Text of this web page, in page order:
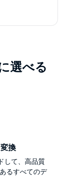
選べる
換
して、高品質
るすべてのデ